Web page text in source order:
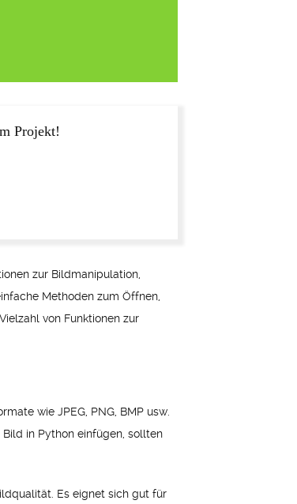
Projekt!
zur Bildmanipulation,
Methoden zum Öffnen,
von Funktionen zur
wie JPEG, PNG, BMP usw.
in Python einfügen, sollten
Es eignet sich gut für